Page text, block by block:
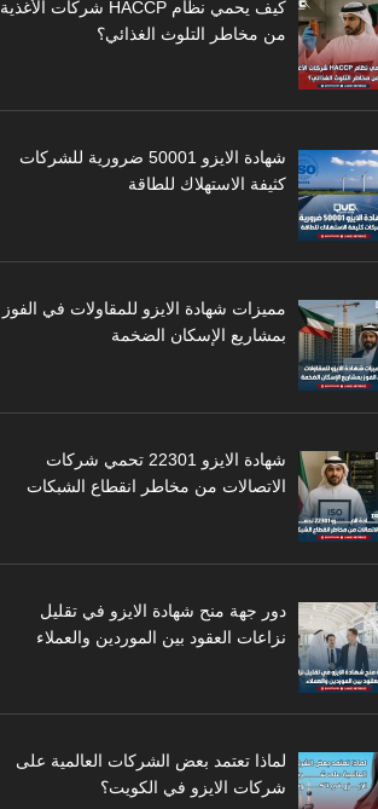
كيف يحمي نظام HACCP شركات الأغذية
من مخاطر التلوث الغذائي؟
شهادة الايزو 50001 ضرورية للشركات
كثيفة الاستهلاك للطاقة
مميزات شهادة الايزو للمقاولات في الفوز
بمشاريع الإسكان الضخمة
شهادة الايزو 22301 تحمي شركات
الاتصالات من مخاطر انقطاع الشبكات
دور جهة منح شهادة الايزو في تقليل
نزاعات العقود بين الموردين والعملاء
لماذا تعتمد بعض الشركات العالمية على
شركات الايزو في الكويت؟